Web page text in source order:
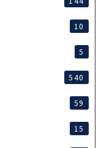
10
5
540
59
15